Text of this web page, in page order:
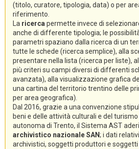
(titolo, curatore, tipologia, data) o per
riferimento.
La ricerca permette invece di
anche di differente tipologia; le
parametri spaziano dalla ricerca di un
tutte le schede (ricerca semplice), alla
presentare nella lista (ricerca per liste),
più criteri su campi diversi di differenti
avanzata), alla visualizzazione grafica
una cartina del territorio trentino delle
per area geografica).
Dal 2016, grazie a una convenzione
beni e delle attività culturali e del turismo
autonoma di Trento, il Sistema AST
archivistico nazionale SAN; i dati
archivistici, soggetti produttori e